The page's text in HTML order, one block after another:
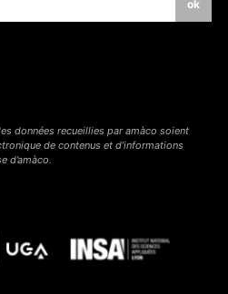
données recueillies par amàco soient
de contenus et d’informations
d’amàco.